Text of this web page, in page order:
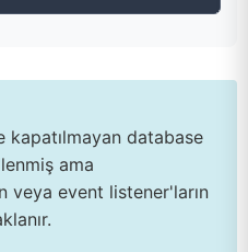
database
ama
veya event listener'ların